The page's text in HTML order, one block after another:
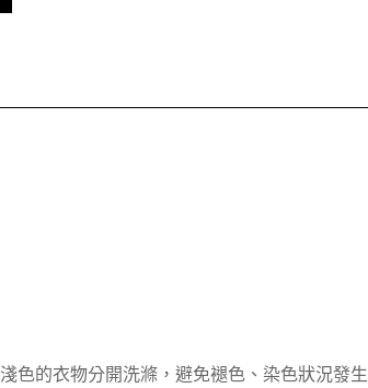
色的衣物分開洗滌，避免褪色、染色狀況發生